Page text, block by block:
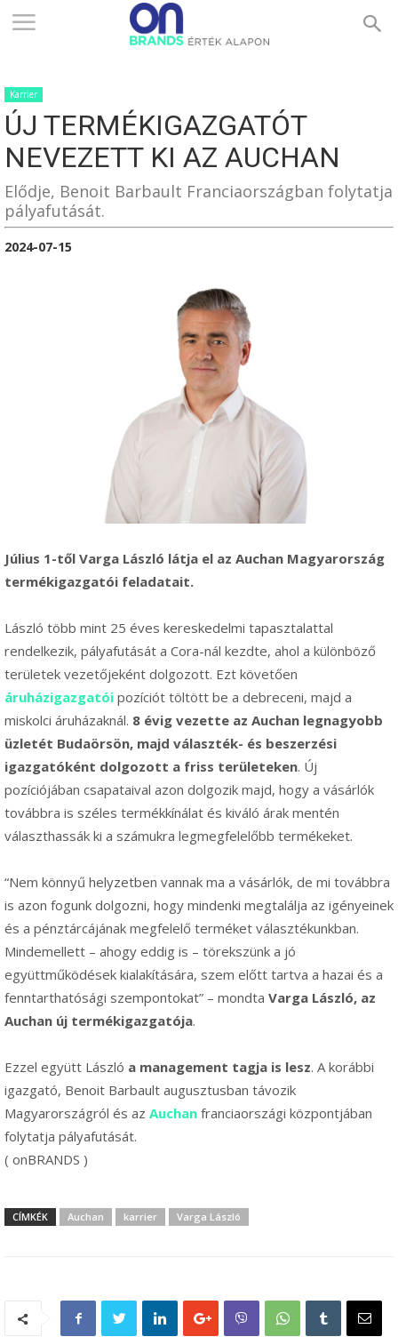
ONBRANDS
–
ALAPON
Karrier
ÚJ TERMÉKIGAZGATÓT
NEVEZETT KI AZ AUCHAN
Elődje, Benoit Barbault Franciaországban folytatja
pályafutását.
2024-07-15
Július 1-től Varga László látja el az Auchan Magyarország
termékigazgatói feladatait.
László több mint 25 éves kereskedelmi tapasztalattal
rendelkezik, pályafutását a Cora-nál kezdte, ahol a különböző
területek vezetőjeként dolgozott. Ezt követően
áruházigazgatói pozíciót töltött be a debreceni, majd a
miskolci áruházaknál. 8 évig vezette az Auchan legnagyobb
üzletét Budaörsön, majd választék- és beszerzési
igazgatóként dolgozott a friss területeken. Új
pozíciójában csapataival azon dolgozik majd, hogy a vásárlók
továbbra is széles termékkínálat és kiváló árak mentén
választhassák ki a számukra legmegfelelőbb termékeket.
“Nem könnyű helyzetben vannak ma a vásárlók, de mi továbbra
is azon fogunk dolgozni, hogy mindenki megtalálja az igényeinek
és a pénztárcájának megfelelő terméket választékunkban.
Mindemellett – ahogy eddig is – törekszünk a jó
együttműködések kialakítására, szem előtt tartva a hazai és a
fenntarthatósági szempontokat” – mondta Varga László, az
Auchan új termékigazgatója.
Ezzel együtt László a management tagja is lesz. A korábbi
igazgató, Benoit Barbault augusztusban távozik
Magyarországról és az Auchan franciaországi központjában
folytatja pályafutását.
( onBRANDS )
CÍMKÉK Auchan karrier Varga László